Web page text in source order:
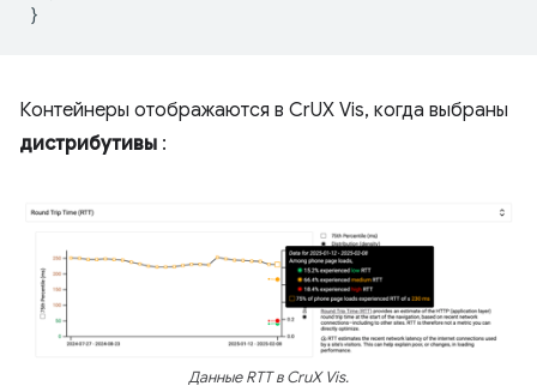
}
Контейнеры отображаются в CrUX Vis, когда выбраны
дистрибутивы :
Данные RTT в CruX Vis.